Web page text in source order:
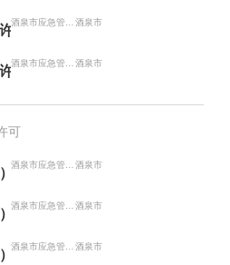
可（延期）酒泉市
可（变更）酒泉市
可
许可（首次办理）
酒泉市
许可（延期）
酒泉市
许可（变更）
酒泉市